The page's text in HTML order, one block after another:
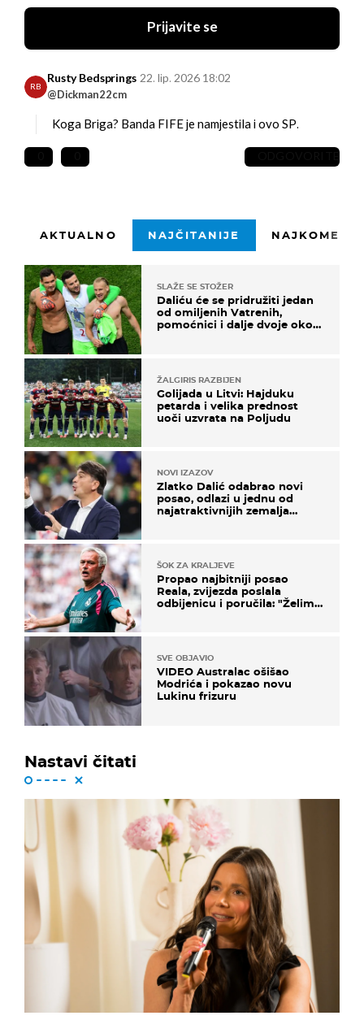
Prijavite se
RB
Rusty Bedsprings
@Dickman22cm
22. lip. 2026 18:02
Koga Briga? Banda FIFE je namjestila i ovo SP.
AKTUALNO NAJČITANIJE
SLAŽE SE STOŽER
Daliću će se pridružiti jedan
od omiljenih Vatrenih,
pomoćnici i dalje dvoje oko
ŽALGIRIS RAZBIJEN
Golijada u Litvi: Hajduku
petarda i velika prednost
uoči uzvrata na Poljudu
NOVI IZAZOV
Zlatko Dalić odabrao novi
posao, odlazi u jednu od
najatraktivnijih zemalja
ŠOK ZA KRALJEVE
Propao najbitniji posao
Reala, zvijezda poslala
odbijenicu i poručila: "Želim
SVE OBJAVIO
VIDEO Australac ošišao
Modrića i pokazao novu
Lukinu frizuru
Nastavi čitati